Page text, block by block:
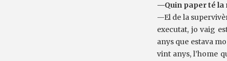
—Quin paper té la
—El de la
executat, jo vaig
anys que estava
vint anys, l’home